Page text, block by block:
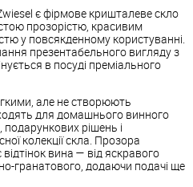
є фірмове кришталеве скло
прозорістю, красивим
у повсякденному користуванні.
презентабельного вигляду з
в посуді преміального
але не створюють
для домашнього винного
подарункових рішень і
колекції скла. Прозора
вина — від яскравого
гранатового, додаючи подачі ще